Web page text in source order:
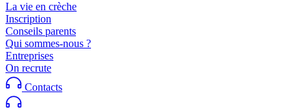
La vie en crèche
Inscription
Conseils parents
Qui sommes-nous ?
Entreprises
On recrute
Contacts